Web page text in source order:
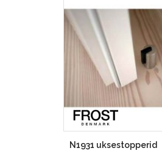
N1931 uksestopperid